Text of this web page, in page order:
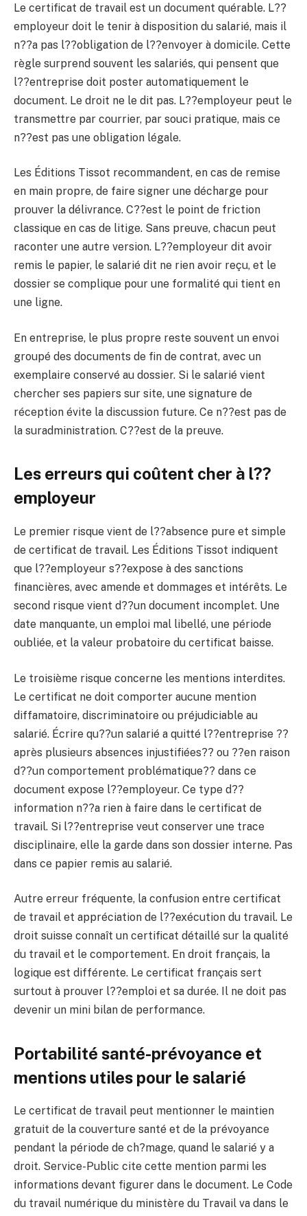
Le certificat de travail est un document quérable. L??
employeur doit le tenir à disposition du salarié, mais il
n??a pas l??obligation de l??envoyer à domicile. Cette
règle surprend souvent les salariés, qui pensent que
l??entreprise doit poster automatiquement le
document. Le droit ne le dit pas. L??employeur peut le
transmettre par courrier, par souci pratique, mais ce
n??est pas une obligation légale.
Les Éditions Tissot recommandent, en cas de remise
en main propre, de faire signer une décharge pour
prouver la délivrance. C??est le point de friction
classique en cas de litige. Sans preuve, chacun peut
raconter une autre version. L??employeur dit avoir
remis le papier, le salarié dit ne rien avoir reçu, et le
dossier se complique pour une formalité qui tient en
une ligne.
En entreprise, le plus propre reste souvent un envoi
groupé des documents de fin de contrat, avec un
exemplaire conservé au dossier. Si le salarié vient
chercher ses papiers sur site, une signature de
réception évite la discussion future. Ce n??est pas de
la suradministration. C??est de la preuve.
Les erreurs qui coûtent cher à l??
employeur
Le premier risque vient de l??absence pure et simple
de certificat de travail. Les Éditions Tissot indiquent
que l??employeur s??expose à des sanctions
financières, avec amende et dommages et intérêts. Le
second risque vient d??un document incomplet. Une
date manquante, un emploi mal libellé, une période
oubliée, et la valeur probatoire du certificat baisse.
Le troisième risque concerne les mentions interdites.
Le certificat ne doit comporter aucune mention
diffamatoire, discriminatoire ou préjudiciable au
salarié. Écrire qu??un salarié a quitté l??entreprise ??
après plusieurs absences injustifiées?? ou ??en raison
d??un comportement problématique?? dans ce
document expose l??employeur. Ce type d??
information n??a rien à faire dans le certificat de
travail. Si l??entreprise veut conserver une trace
disciplinaire, elle la garde dans son dossier interne. Pas
dans ce papier remis au salarié.
Autre erreur fréquente, la confusion entre certificat
de travail et appréciation de l??exécution du travail. Le
droit suisse connaît un certificat détaillé sur la qualité
du travail et le comportement. En droit français, la
logique est différente. Le certificat français sert
surtout à prouver l??emploi et sa durée. Il ne doit pas
devenir un mini bilan de performance.
Portabilité santé-prévoyance et
mentions utiles pour le salarié
Le certificat de travail peut mentionner le maintien
gratuit de la couverture santé et de la prévoyance
pendant la période de ch?mage, quand le salarié y a
droit. Service-Public cite cette mention parmi les
informations devant figurer dans le document. Le Code
du travail numérique du ministère du Travail va dans le